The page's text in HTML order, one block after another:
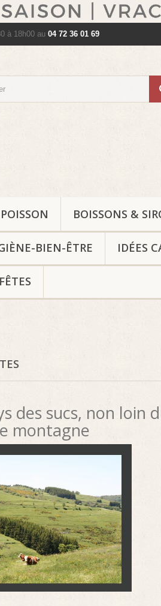
à 18h00 au 04 72 36 01 69
BOISSONS &
BIEN-ÊTRE IDÉES
des sucs, non loin
montagne